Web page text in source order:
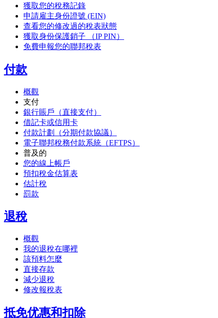
獲取您的稅務記錄
申請雇主身份證號 (EIN)
查看您的修改過的稅表狀態
獲取身份保護銷子 （IP PIN）
免費申報您的聯邦稅表
付款
概觀
支付
銀行賬戶（直接支付）
借記卡或信用卡
付款計劃（分期付款協議）
電子聯邦稅務付款系統（EFTPS）
普及的
您的線上帳戶
預扣稅金估算表
估計稅
罰款
退稅
概觀
我的退稅在哪裡
該預料怎麼
直接存款
減少退稅
修改報稅表
抵免优惠和扣除